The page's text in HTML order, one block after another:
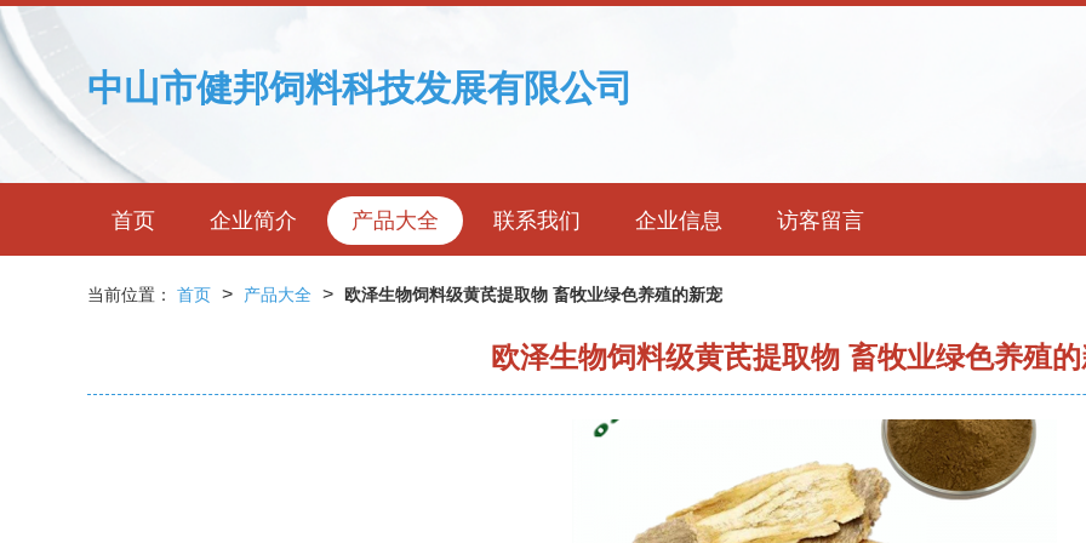
中山市健邦饲料科技发展有限公司
首页 企业简介 产品大全 联系我们 企业信息 访客留言
当前位置： 首页 > 产品大全 > 欧泽生物饲料级黄芪提取物 畜牧业绿色养殖的新宠
欧泽生物饲料级黄芪提取物 畜牧业绿色养殖